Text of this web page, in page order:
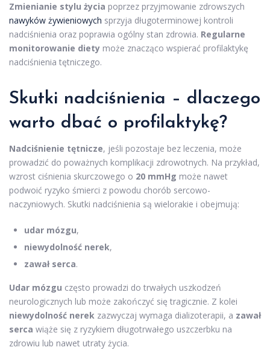
Zmienianie stylu życia poprzez przyjmowanie zdrowszych
nawyków żywieniowych sprzyja długoterminowej kontroli
nadciśnienia oraz poprawia ogólny stan zdrowia. Regularne
monitorowanie diety może znacząco wspierać profilaktykę
nadciśnienia tętniczego.
Skutki nadciśnienia – dlaczego
warto dbać o profilaktykę?
Nadciśnienie tętnicze, jeśli pozostaje bez leczenia, może
prowadzić do poważnych komplikacji zdrowotnych. Na przykład,
wzrost ciśnienia skurczowego o 20 mmHg może nawet
podwoić ryzyko śmierci z powodu chorób sercowo-
naczyniowych. Skutki nadciśnienia są wielorakie i obejmują:
udar mózgu,
niewydolność nerek,
zawał serca.
Udar mózgu często prowadzi do trwałych uszkodzeń
neurologicznych lub może zakończyć się tragicznie. Z kolei
niewydolność nerek zazwyczaj wymaga dializoterapii, a zawał
serca wiąże się z ryzykiem długotrwałego uszczerbku na
zdrowiu lub nawet utraty życia.